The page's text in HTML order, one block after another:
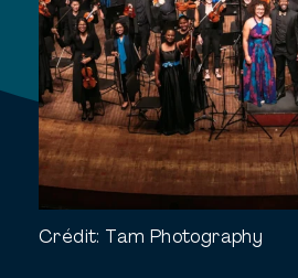
Crédit: Tam Photography